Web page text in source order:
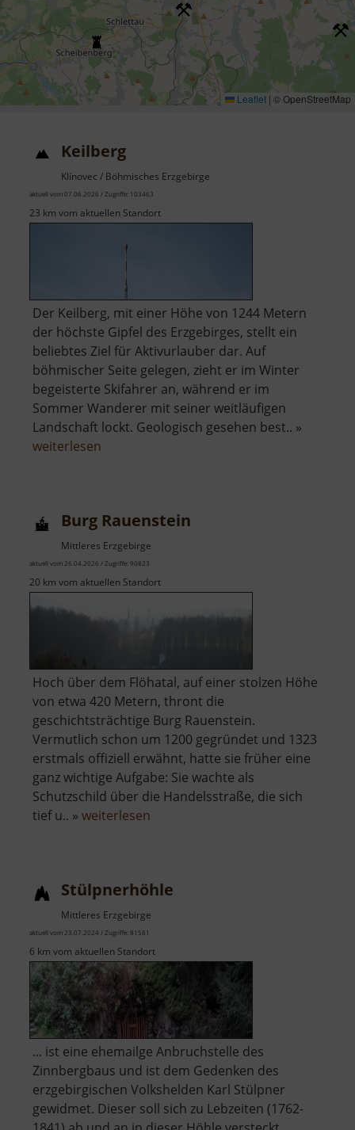
Leaflet | © OpenStreetMap
Keilberg
Klínovec / Böhmisches Erzgebirge
aktuell vom 07.06.2026 / Zugriffe: 103463
23 km vom aktuellen Standort
Der Keilberg, mit einer Höhe von 1244 Metern
der höchste Gipfel des Erzgebirges, stellt ein
beliebtes Ziel für Aktivurlauber dar. Auf
böhmischer Seite gelegen, zieht er im Winter
begeisterte Skifahrer an, während er im
Sommer Wanderer mit seiner weitläufigen
Landschaft lockt. Geologisch gesehen best.. »
weiterlesen
Burg Rauenstein
Mittleres Erzgebirge
aktuell vom 26.04.2026 / Zugriffe: 90823
20 km vom aktuellen Standort
Hoch über dem Flöhatal, auf einer stolzen Höhe
von etwa 420 Metern, thront die
geschichtsträchtige Burg Rauenstein.
Vermutlich schon um 1200 gegründet und 1323
erstmals offiziell erwähnt, hatte sie früher eine
ganz wichtige Aufgabe: Sie wachte als
Schutzschild über die Handelsstraße, die sich
tief u.. » weiterlesen
Stülpnerhöhle
Mittleres Erzgebirge
aktuell vom 23.07.2024 / Zugriffe: 81581
6 km vom aktuellen Standort
... ist eine ehemailge Anbruchstelle des
Zinnbergbaus und ist dem Gedenken des
erzgebirgischen Volkshelden Karl Stülpner
gewidmet. Dieser soll sich zu Lebzeiten (1762-